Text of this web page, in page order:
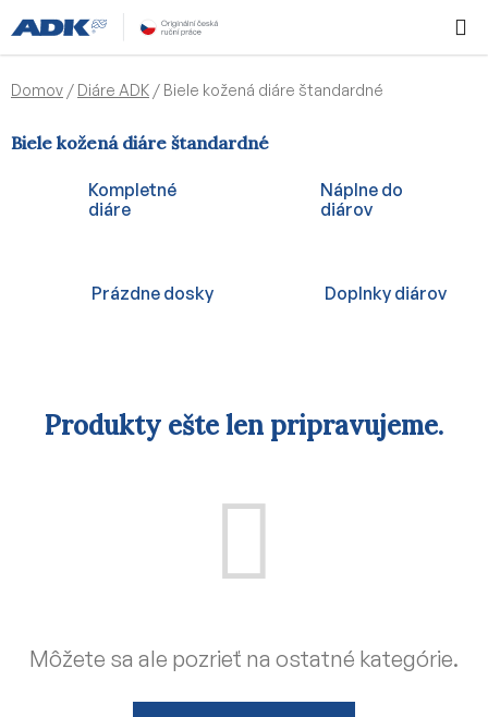
na
obsah
KOŠÍK
Domov / Diáre ADK / Biele kožená diáre štandardné
Biele kožená diáre štandardné
Kompletné
diáre
Náplne do
diárov
Prázdne dosky Doplnky diárov
Produkty ešte len pripravujeme.
Môžete sa ale pozrieť na ostatné kategórie.